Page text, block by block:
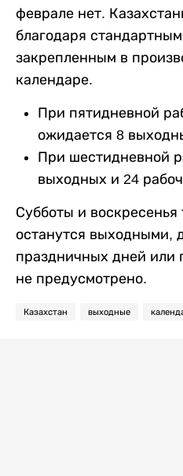
феврале нет.
благодаря
закрепленным в
календаре.
При пятидневной
ожидается 8
При шестидневной
выходных и 24
Субботы и
останутся выходными,
праздничных дней или
не предусмотрено.
Казахстан выходные